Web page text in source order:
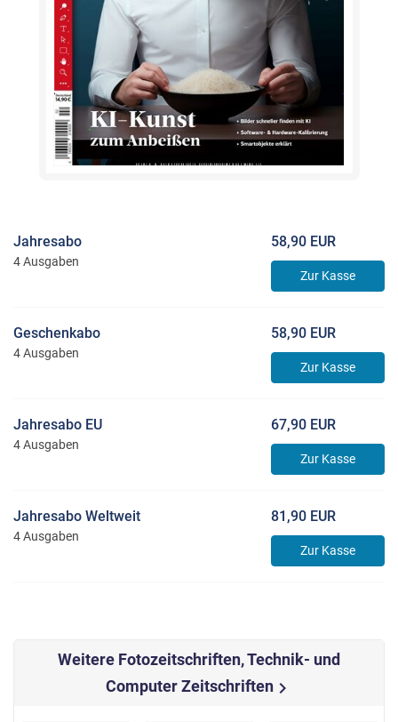
Jahresabo
4 Ausgaben
58,90 EUR
Zur Kasse
Geschenkabo
4 Ausgaben
58,90 EUR
Zur Kasse
Jahresabo EU
4 Ausgaben
67,90 EUR
Zur Kasse
Jahresabo Weltweit
4 Ausgaben
81,90 EUR
Zur Kasse
Weitere Fotozeitschriften, Technik- und
Computer Zeitschriftenchevron_right